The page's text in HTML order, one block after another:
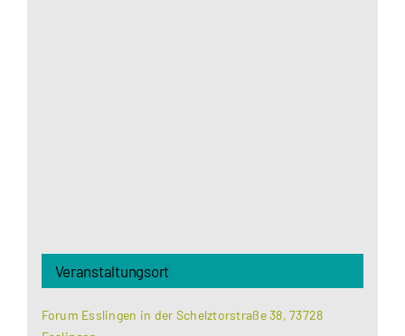
Veranstaltungsort
Forum Esslingen in der Schelztorstraße 38, 73728